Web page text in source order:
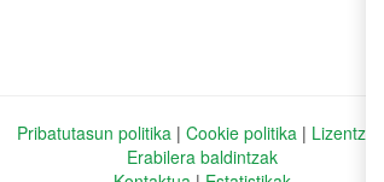
Pribatutasun politika| Cookie politika| Lizentziak
Erabilera baldintzak